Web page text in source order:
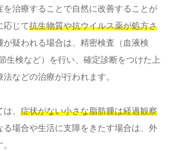
を治療することで自然に改善することが
応じて抗生物質や抗ウイルス薬が処方さ
が疑われる場合は、精密検査（血液検
生検など）を行い、確定診断をつけた上
などの治療が行われます。
、 症状がない小さな脂肪腫は経過観察
る場合や生活に支障をきたす場合は、外